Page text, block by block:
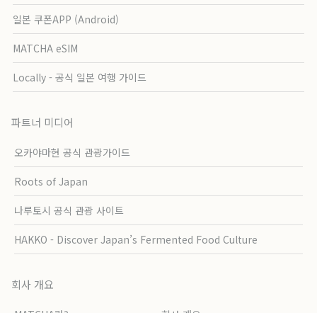
일본 쿠폰APP (Android)
MATCHA eSIM
Locally - 공식 일본 여행 가이드
파트너 미디어
오카야마현 공식 관광가이드
Roots of Japan
나루토시 공식 관광 사이트
HAKKO - Discover Japan’s Fermented Food Culture
회사 개요